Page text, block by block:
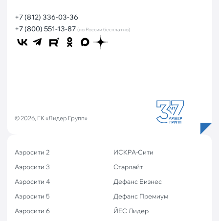
+7 (812) 336-03-36
+7 (800) 551-13-87 (по России бесплатно)
© 2026, ГК «Лидер Групп»
Аэросити 2
Аэросити 3
Аэросити 4
Аэросити 5
Аэросити 6
ИСКРА-Сити
Старлайт
Дефанс Бизнес
Дефанс Премиум
ЙЕС Лидер